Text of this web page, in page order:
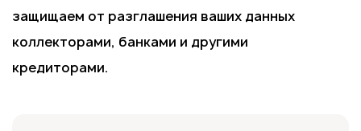
защищаем от разглашения ваших данных
коллекторами, банками и другими
кредиторами.